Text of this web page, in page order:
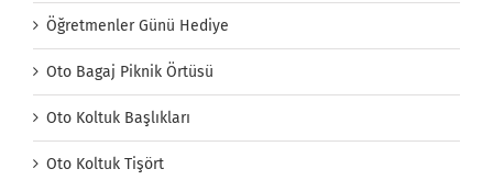
Öğretmenler Günü Hediye
Oto Bagaj Piknik Örtüsü
Oto Koltuk Başlıkları
Oto Koltuk Tişört